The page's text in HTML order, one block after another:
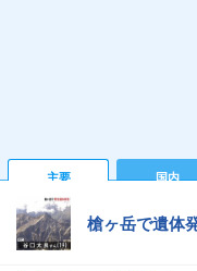
主要 国内
槍ヶ岳で遺体